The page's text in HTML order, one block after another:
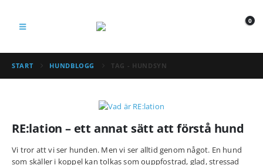
0
START HUNDBLOGG TAG - HUNDSYN
RE:lation – ett annat sätt att förstå hund
Vi tror att vi ser hunden. Men vi ser alltid genom något. En hund
som skäller i koppel kan tolkas som ouppfostrad, glad, stressad